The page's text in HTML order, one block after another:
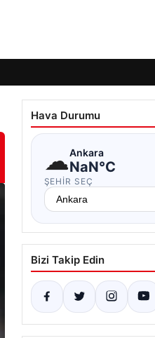
Hava Durumu
☁Ankara
NaN°C
ŞEHIR SEÇ
Bizi Takip Edin